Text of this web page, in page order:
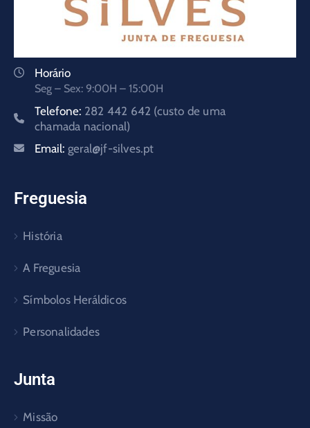
Horário
Seg – Sex: 9:00H – 15:00H
Telefone: 282 442 642 (custo de uma
chamada nacional)
Email: geral@jf-silves.pt
Freguesia
História
A Freguesia
Símbolos Heráldicos
Personalidades
Junta
Missão